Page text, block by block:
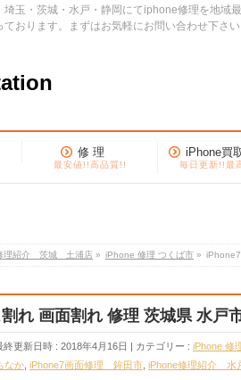
埼玉・茨城・水戸・静岡にてiphone修理を地域
おります。まずはお気軽にお問い合わせ下さい
修 理
最安値!!高品質!!
iPhone買
毎日更新!!最
理紹介 茨城 土浦店 » iPhone 修理 つくば市 »
れ 画面割れ 修理 茨城県 水戸
終更新日時 : 2018年4月16日 カテゴリー : iPhone 修
か iPhone7画面修理 鉾田市 iPhone修理紹介 水